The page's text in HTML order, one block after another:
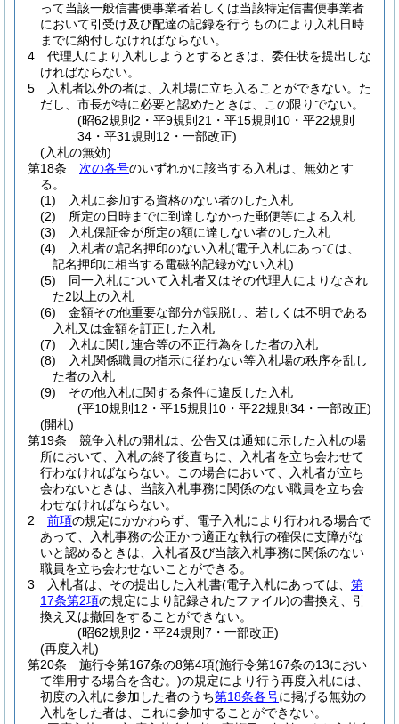
って当該一般信書便事業者若しくは当該特定信書便事業者
において引受け及び配達の記録を行うものにより入札日時
までに納付しなければならない。
4
代理人により入札しようとするときは、委任状を提出しな
ければならない。
5
入札者以外の者は、入札場に立ち入ることができない。 た
だし、市長が特に必要と認めたときは、この限りでない。
(昭62規則2・平9規則21・平15規則10・平22規則
34・平31規則12・一部改正)
(入札の無効)
第18条
次の各号のいずれかに該当する入札は、無効とす
る。
(1)
入札に参加する資格のない者のした入札
(2)
所定の日時までに到達しなかった郵便等による入札
(3)
入札保証金が所定の額に達しない者のした入札
(4)
入札者の記名押印のない入札(電子入札にあっては、
記名押印に相当する電磁的記録がない入札)
(5)
同一入札について入札者又はその代理人によりなされ
た2以上の入札
(6)
金額その他重要な部分が誤脱し、若しくは不明である
入札又は金額を訂正した入札
(7)
入札に関し連合等の不正行為をした者の入札
(8)
入札関係職員の指示に従わない等入札場の秩序を乱し
た者の入札
(9)
その他入札に関する条件に違反した入札
(平10規則12・平15規則10・平22規則34・一部改正)
(開札)
第19条
競争入札の開札は、公告又は通知に示した入札の場
所において、入札の終了後直ちに、入札者を立ち会わせて
行わなければならない。
この場合において、入札者が立ち
会わないときは、当該入札事務に関係のない職員を立ち会
わせなければならない。
2
前項の規定にかかわらず、電子入札により行われる場合で
あって、入札事務の公正かつ適正な執行の確保に支障がな
いと認めるときは、入札者及び当該入札事務に関係のない
職員を立ち会わせないことができる。
3
入札者は、その提出した入札書(電子入札にあっては、 第
17条第2項の規定により記録されたファイル)の書換え、引
換え又は撤回をすることができない。
(昭62規則2・平24規則7・一部改正)
(再度入札)
第20条
施行令第167条の8第4項(施行令第167条の13におい
て準用する場合を含む。)の規定により行う再度入札には、
初度の入札に参加した者のうち第18条各号に掲げる無効の
入札をした者は、これに参加することができない。